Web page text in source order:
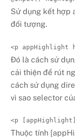
Sử dụng kết hợp
đối tượng.
<p appHighlight
Đó là cách sử
cải thiện để rút
cách sử dụng
vì sao selector
<p
Thuộc tính